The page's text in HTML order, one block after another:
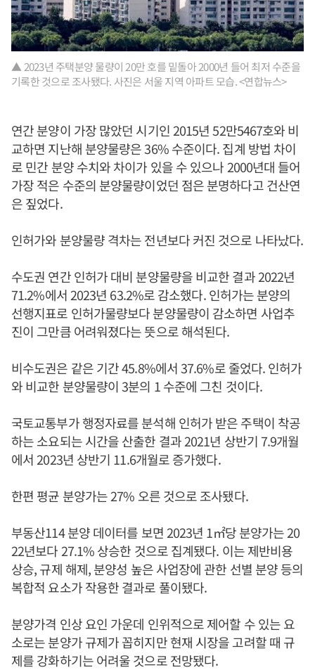
▲ 2023년 주택분양 물량이 20만 호를 밑돌아 2000년 들어 최저 수준을
기록한 것으로 조사됐다. 사진은 서울 지역 아파트 모습. <연합뉴스>
연간 분양이 가장 많았던 시기인 2015년 52만5467호와 비
교하면 지난해 분양물량은 36% 수준이다. 집계 방법 차이
로 민간 분양 수치와 차이가 있을 수 있으나 2000년대 들어
가장 적은 수준의 분양물량이었던 점은 분명하다고 건산연
은 짚었다.
인허가와 분양물량 격차는 전년보다 커진 것으로 나타났다.
수도권 연간 인허가 대비 분양물량을 비교한 결과 2022년
71.2%에서 2023년 63.2%로 감소했다. 인허가는 분양의
선행지표로 인허가물량보다 분양물량이 감소하면 사업추
진이 그만큼 어려워졌다는 뜻으로 해석된다.
비수도권은 같은 기간 45.8%에서 37.6%로 줄었다. 인허가
와 비교한 분양물량이 3분의 1 수준에 그친 것이다.
국토교통부가 행정자료를 분석해 인허가 받은 주택이 착공
하는 소요되는 시간을 산출한 결과 2021년 상반기 7.9개월
에서 2023년 상반기 11.6개월로 증가했다.
한편 평균 분양가는 27% 오른 것으로 조사됐다.
부동산114 분양 데이터를 보면 2023년 1㎡당 분양가는 20
22년보다 27.1% 상승한 것으로 집계됐다. 이는 제반비용
상승, 규제 해제, 분양성 높은 사업장에 관한 선별 분양 등의
복합적 요소가 작용한 결과로 풀이됐다.
분양가격 인상 요인 가운데 인위적으로 제어할 수 있는 요
소로는 분양가 규제가 꼽히지만 현재 시장을 고려할 때 규
제를 강화하기는 어려울 것으로 전망됐다.